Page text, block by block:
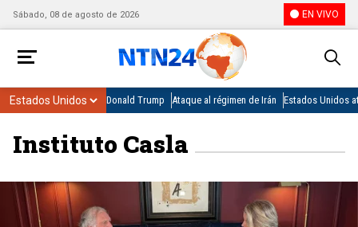
Sábado, 08 de agosto de 2026 EN VIVO
Donald Trump Ataque al régimen de Irán Estados Unidos
Instituto Casla